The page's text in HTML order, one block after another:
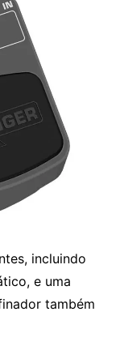
incluindo
e uma
também